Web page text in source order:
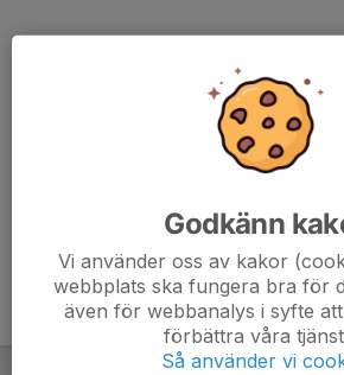
Godkänn
Vi använder oss av kakor
webbplats ska fungera bra för
även för webbanalys i syfte
förbättra våra
Så använder vi